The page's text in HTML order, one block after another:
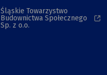
Śląskie Towarzystwo
Budownictwa Społecznego
Sp. z o.o.